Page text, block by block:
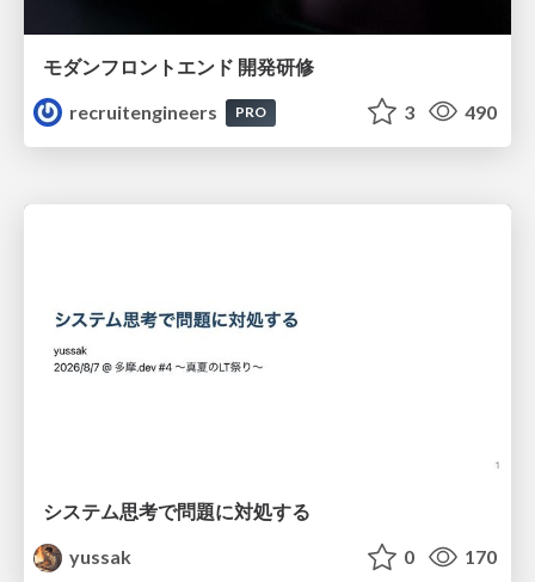
モダンフロントエンド 開発研修
recruitengineers
PRO 3 490
システム思考で問題に対処する
yussak
0 170